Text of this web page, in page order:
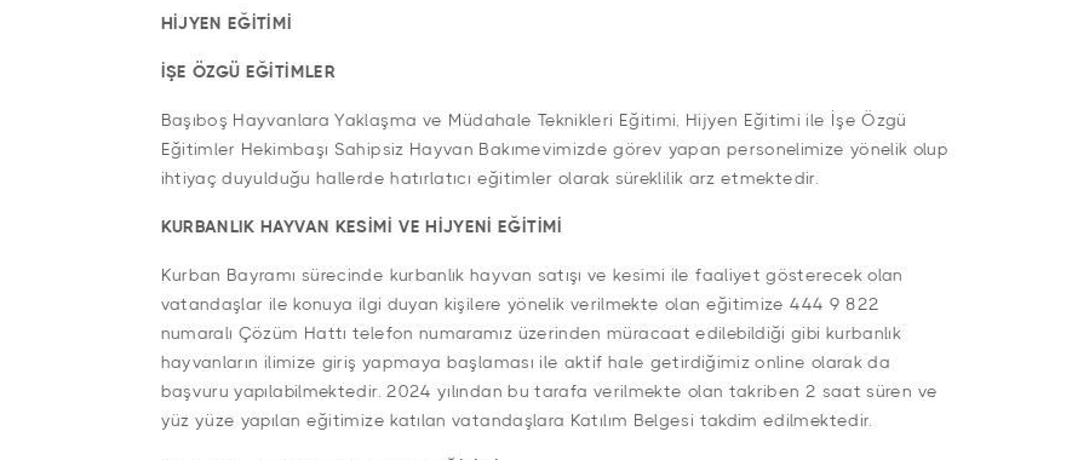
HİJYEN EĞİTİMİ
İŞE ÖZGÜ EĞİTİMLER
Başıboş Hayvanlara Yaklaşma ve Müdahale Teknikleri Eğitimi, Hijyen Eğitimi ile İşe Özgü
Eğitimler Hekimbaşı Sahipsiz Hayvan Bakımevimizde görev yapan personelimize yönelik olup
ihtiyaç duyulduğu hallerde hatırlatıcı eğitimler olarak süreklilik arz etmektedir.
KURBANLIK HAYVAN KESİMİ VE HİJYENİ EĞİTİMİ
Kurban Bayramı sürecinde kurbanlık hayvan satışı ve kesimi ile faaliyet gösterecek olan
vatandaşlar ile konuya ilgi duyan kişilere yönelik verilmekte olan eğitimize 444 9 822
numaralı Çözüm Hattı telefon numaramız üzerinden müracaat edilebildiği gibi kurbanlık
hayvanların ilimize giriş yapmaya başlaması ile aktif hale getirdiğimiz online olarak da
başvuru yapılabilmektedir. 2024 yılından bu tarafa verilmekte olan takriben 2 saat süren ve
yüz yüze yapılan eğitimize katılan vatandaşlara Katılım Belgesi takdim edilmektedir.